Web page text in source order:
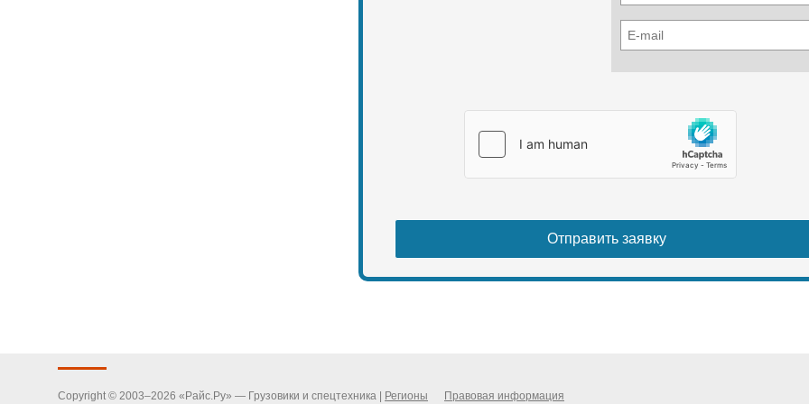
Copyright © 2003–2026 «Райс.Ру» — Грузовики и спецтехника | Регионы Правовая информация